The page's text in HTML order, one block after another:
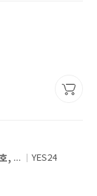
, 임
YES24